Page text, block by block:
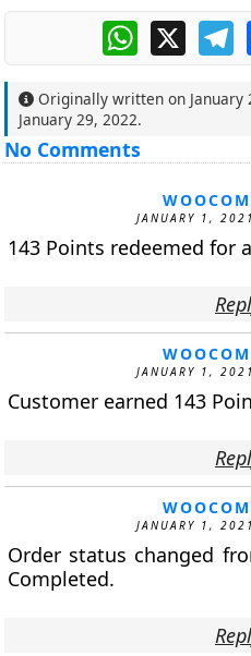
WhatsApp
X
Originally written on January
January 29, 2022.
No Comments
JANUARY 1,
143 Points redeemed for a
JANUARY 1,
Customer earned 143
JANUARY 1,
Order status changed
Completed.